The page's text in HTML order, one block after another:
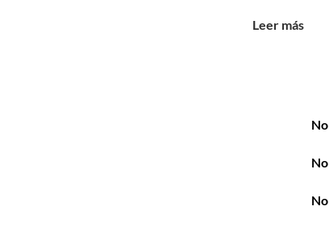
diarias sean fáciles y libres de estrés, especialmente para
Leer más
No
No
No